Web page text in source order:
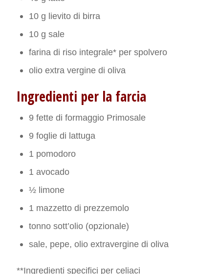
10 g lievito di birra
10 g sale
farina di riso integrale* per spolvero
olio extra vergine di oliva
Ingredienti per la farcia
9 fette di formaggio Primosale
9 foglie di lattuga
1 pomodoro
1 avocado
½ limone
1 mazzetto di prezzemolo
tonno sott’olio (opzionale)
sale, pepe, olio extravergine di oliva
**Ingredienti specifici per celiaci